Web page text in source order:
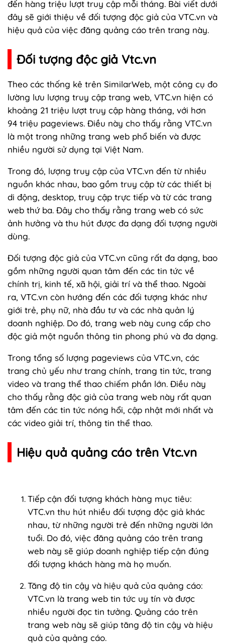
đến hàng triệu lượt truy cập mỗi tháng. Bài viết dưới
đây sẽ giới thiệu về đối tượng độc giả của VTC.vn và
hiệu quả của việc đăng quảng cáo trên trang này.
Đối tượng độc giả Vtc.vn
Theo các thống kê trên SimilarWeb, một công cụ đo
lường lưu lượng truy cập trang web, VTC.vn hiện có
khoảng 21 triệu lượt truy cập hàng tháng, với hơn
94 triệu pageviews. Điều này cho thấy rằng VTC.vn
là một trong những trang web phổ biến và được
nhiều người sử dụng tại Việt Nam.
Trong đó, lượng truy cập của VTC.vn đến từ nhiều
nguồn khác nhau, bao gồm truy cập từ các thiết bị
di động, desktop, truy cập trực tiếp và từ các trang
web thứ ba. Đây cho thấy rằng trang web có sức
ảnh hưởng và thu hút được đa dạng đối tượng người
dùng.
Đối tượng độc giả của VTC.vn cũng rất đa dạng, bao
gồm những người quan tâm đến các tin tức về
chính trị, kinh tế, xã hội, giải trí và thể thao. Ngoài
ra, VTC.vn còn hướng đến các đối tượng khác như
giới trẻ, phụ nữ, nhà đầu tư và các nhà quản lý
doanh nghiệp. Do đó, trang web này cung cấp cho
độc giả một nguồn thông tin phong phú và đa dạng.
Trong tổng số lượng pageviews của VTC.vn, các
trang chủ yếu như trang chính, trang tin tức, trang
video và trang thể thao chiếm phần lớn. Điều này
cho thấy rằng độc giả của trang web này rất quan
tâm đến các tin tức nóng hổi, cập nhật mới nhất và
các video giải trí, thông tin thể thao.
Hiệu quả quảng cáo trên Vtc.vn
Tiếp cận đối tượng khách hàng mục tiêu:
VTC.vn thu hút nhiều đối tượng độc giả khác
nhau, từ những người trẻ đến những người lớn
tuổi. Do đó, việc đăng quảng cáo trên trang
web này sẽ giúp doanh nghiệp tiếp cận đúng
đối tượng khách hàng mà họ muốn.
Tăng độ tin cậy và hiệu quả của quảng cáo:
VTC.vn là trang web tin tức uy tín và được
nhiều người đọc tin tưởng. Quảng cáo trên
trang web này sẽ giúp tăng độ tin cậy và hiệu
quả của quảng cáo.